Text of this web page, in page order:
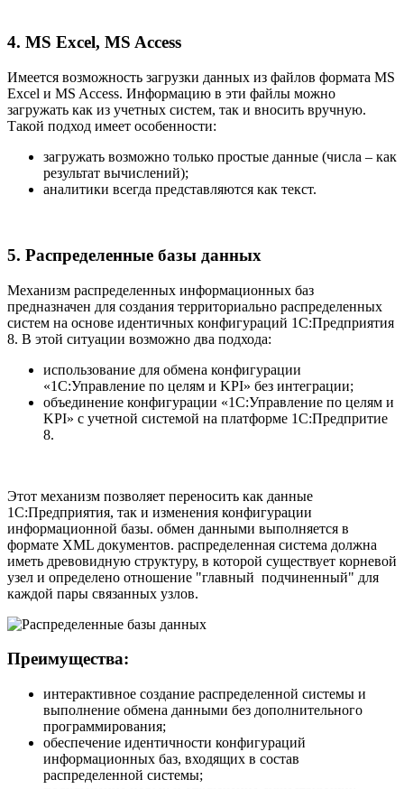
4. MS Excel, MS Access
Имеется возможность загрузки данных из файлов формата MS
Excel и MS Access. Информацию в эти файлы можно
загружать как из учетных систем, так и вносить вручную.
Такой подход имеет особенности:
загружать возможно только простые данные (числа – как
результат вычислений);
аналитики всегда представляются как текст.
5. Распределенные базы данных
Механизм распределенных информационных баз
предназначен для создания территориально распределенных
систем на основе идентичных конфигураций 1С:Предприятия
8. В этой ситуации возможно два подхода:
использование для обмена конфигурации
«1C:Управление по целям и KPI» без интеграции;
объединение конфигурации «1C:Управление по целям и
KPI» с учетной системой на платформе 1С:Предпритие
8.
Этот механизм позволяет переносить как данные
1С:Предприятия, так и изменения конфигурации
информационной базы. обмен данными выполняется в
формате ХML документов. распределенная система должна
иметь древовидную структуру, в которой существует корневой
узел и определено отношение "главный ­ подчиненный" для
каждой пары связанных узлов.
Преимущества:
интерактивное создание распределенной системы и
выполнение обмена данными без дополнительного
программирования;
обеспечение идентичности конфигураций
информационных баз, входящих в состав
распределенной системы;